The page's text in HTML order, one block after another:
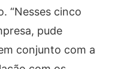
“Nesses cinco
pude
conjunto com a